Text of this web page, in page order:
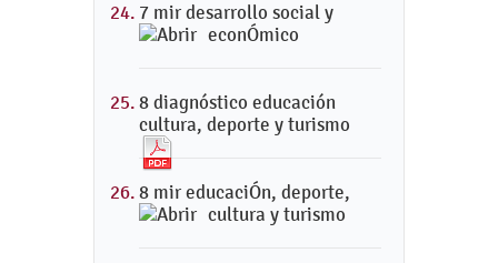
7 mir desarrollo social y
econÓmico
8 diagnóstico educación
cultura, deporte y turismo
8 mir educaciÓn, deporte,
cultura y turismo